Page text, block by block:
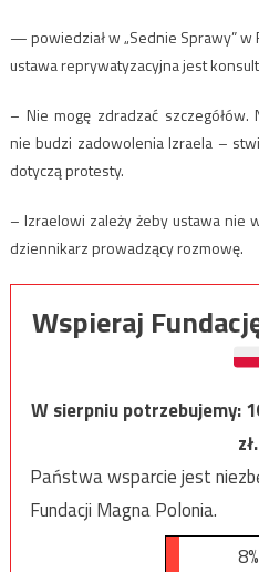
— powiedział w „Sednie Sprawy” w
ustawa reprywatyzacyjna jest
– Nie mogę zdradzać
nie budzi zadowolenia Izraela –
dotyczą protesty.
– Izraelowi zależy żeby ustawa nie
dziennikarz prowadzący rozmowę.
Wspieraj
W sierpniu potrzebujemy:
zł.
Państwa wsparcie jest
Fundacji Magna Polonia.
8%